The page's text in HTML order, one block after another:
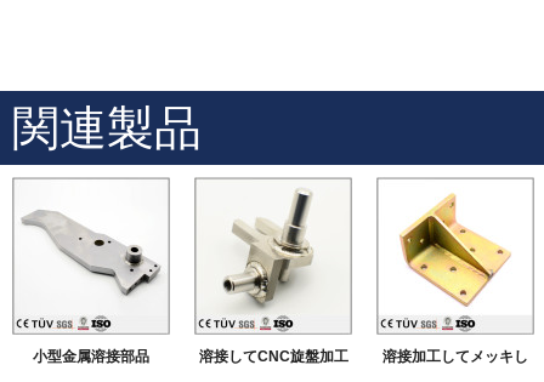
関連製品
小型金属溶接部品 溶接してCNC旋盤加工 溶接加工してメッキし